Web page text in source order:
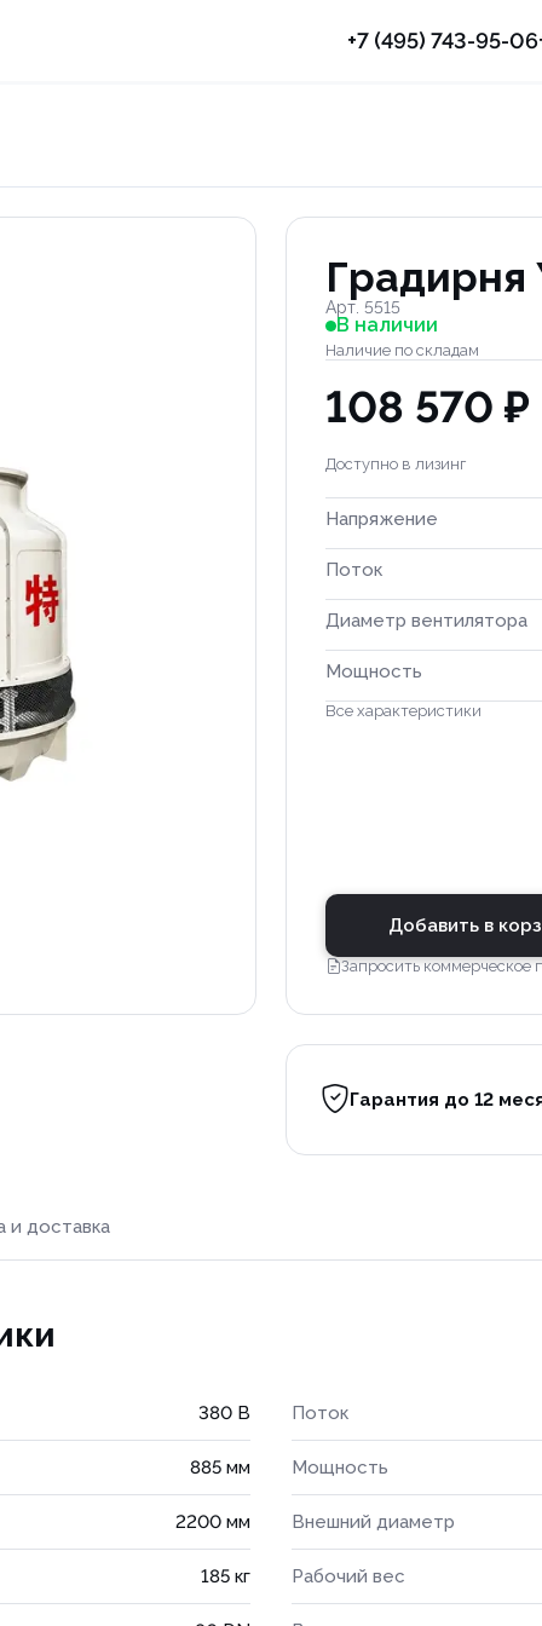
+7 (495) 743-95-06
Градирня
Арт. 5515
В наличии
Наличие по складам
108 570 ₽
Доступно в лизинг
Напряжение
Поток
Диаметр вентилятора
Мощность
Все характеристики
Добавить в
Запросить коммерческое
Гарантия до 12
и доставка
380 В Поток
885 мм Мощность
2200 мм Внешний диаметр
185 кг Рабочий вес